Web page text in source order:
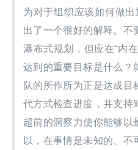
为对于组织应该如何做
出了一个很好的解释。不
瀑布式规划，但应在“内
达到的重要目标是什么？
队的所作所为正是达成目
代方式检查进度，并支持
超前的洞察力使你能够以
以，在事情是未知的、